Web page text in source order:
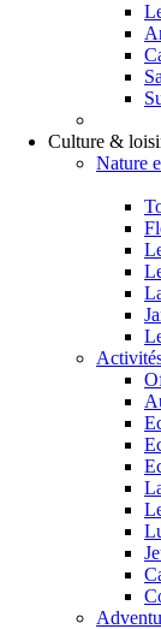
Culture &
Nature